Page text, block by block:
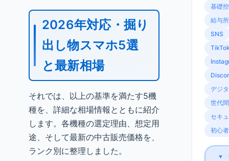
2026年対応・掘り
出し物スマホ5選
と最新相場
それでは、以上の基準を満たす5機
種を、詳細な相場情報とともに紹介
します。各機種の選定理由、想定用
途、そして最新の中古販売価格を、
ランク別に整理しました。
基礎
給与
SNS
デジ
世代
セキ
初心
▼